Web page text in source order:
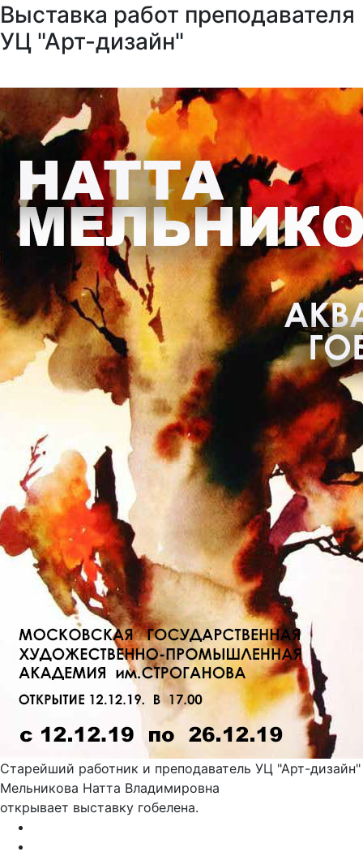
Выставка работ преподавателя
УЦ "Арт-дизайн"
Старейший работник и преподаватель УЦ "Арт-дизайн"
Мельникова Натта Владимировна
открывает выставку гобелена.